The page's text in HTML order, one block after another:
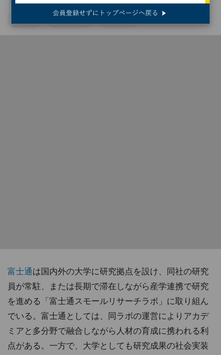
富士通は国内外の大学に研究拠点を設け、同社の研究
員が常駐、または長期で滞在しながら産学連携で研究
を進める「富士通スモールリサーチラボ」に取り組ん
でいる。富士通としては、同ラボの運営によりアカデ
ミアと多分野で融合しながら人材の育成に携われる利
点がある。一方で、大学としても研究成果の社会実装